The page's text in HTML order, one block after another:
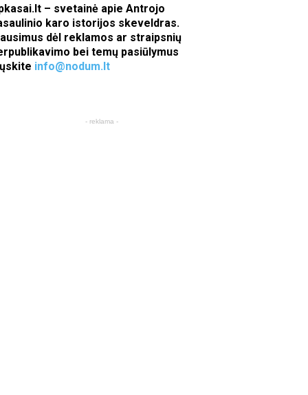
– svetainė apie Antrojo
karo istorijos skeveldras.
dėl reklamos ar straipsnių
bei temų pasiūlymus
info@nodum.lt
- reklama -